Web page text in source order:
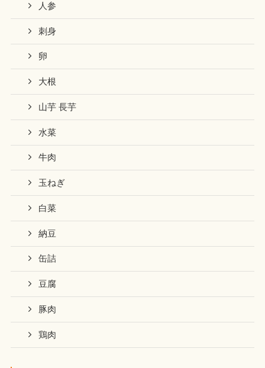
人参
刺身
卵
大根
山芋 長芋
水菜
牛肉
玉ねぎ
白菜
納豆
缶詰
豆腐
豚肉
鶏肉